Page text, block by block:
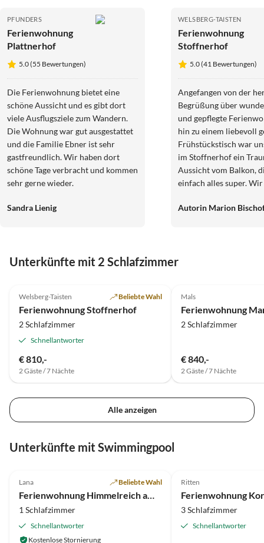
PFUNDERS
Ferienwohnung
Plattnerhof
5.0 (55 Bewertungen)
Die Ferienwohnung bietet eine
schöne Aussicht und es gibt dort
viele Ausflugsziele zum Wandern.
Die Wohnung war gut ausgestattet
und die Familie Ebner ist sehr
gastfreundlich. Wir haben dort
schöne Tage verbracht und kommen
sehr gerne wieder.
Sandra Lienig
WELSBERG-TAISTEN
Ferienwohnung
Stoffnerhof
5.0 (41 Bewertungen)
Angefangen von der
Begrüßung über
und gepflegte
hin zu einem liebevoll
Frühstückstisch war
im Stoffnerhof ein
Aussicht vom Balkon,
einfach alles super.
Autorin Marion
Unterkünfte mit 2 Schlafzimmer
Welsberg-Taisten Beliebte Wahl
Ferienwohnung Stoffnerhof
2 Schlafzimmer
Schnellantworter
€ 810,-
2 Gäste / 7 Nächte
Mals
2 Schlafzimmer
€ 840,-
2 Gäste / 7 Nächte
Alle anzeigen
Unterkünfte mit Swimmingpool
Lana Beliebte Wahl
Ferienwohnung Himmelreich am Niederhof
1 Schlafzimmer
Schnellantworter
Kostenlose Stornierung
Ritten
3 Schlafzimmer
Schnellantworter